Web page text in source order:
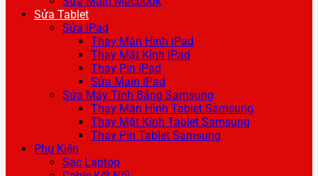
Sửa Tablet
Sửa iPad
Thay Màn Hình iPad
Thay Mặt Kính iPad
Thay Pin iPad
Sửa Main iPad
Sửa Máy Tính Bảng Samsung
Thay Màn Hình Tablet Samsung
Thay Mặt Kính Tablet Samsung
Thay Pin Tablet Samsung
Phụ Kiện
Sạc Laptop